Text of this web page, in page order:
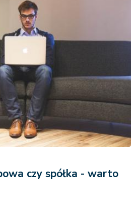
czy spółka - warto